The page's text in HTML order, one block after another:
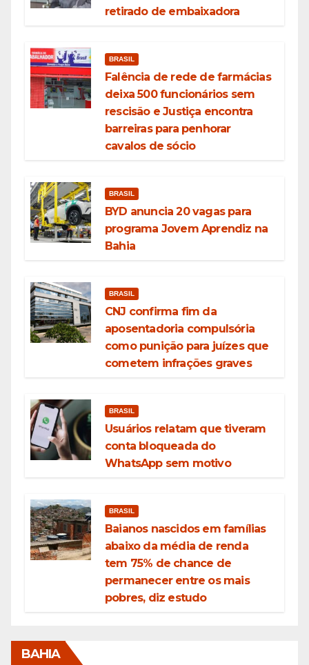
retirado de embaixadora
BRASIL
Falência de rede de farmácias
deixa 500 funcionários sem
rescisão e Justiça encontra
barreiras para penhorar
cavalos de sócio
BRASIL
BYD anuncia 20 vagas para
programa Jovem Aprendiz na
Bahia
BRASIL
CNJ confirma fim da
aposentadoria compulsória
como punição para juízes que
cometem infrações graves
BRASIL
Usuários relatam que tiveram
conta bloqueada do
WhatsApp sem motivo
BRASIL
Baianos nascidos em famílias
abaixo da média de renda
tem 75% de chance de
permanecer entre os mais
pobres, diz estudo
BAHIA